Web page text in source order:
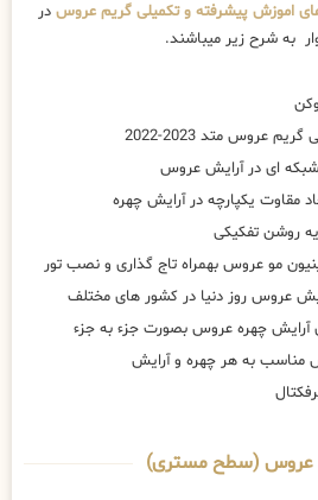
اموزش پیشرفته و تکمیلی گریم عروس در
به شرح زیر میباشند.
عروس متد 2023-2022
شبکه ای در آرایش عروس
مقاوت یکپارچه در آرایش چهره
روشن تفکیکی
مو عروس بهمراه تاج گذاری و نصب تور
عروس روز دنیا در کشور های مختلف
آرایش چهره عروس بصورت جزء به جزء
مناسب به هر چهره و آرایش
گریم عروس (سطح مستری)